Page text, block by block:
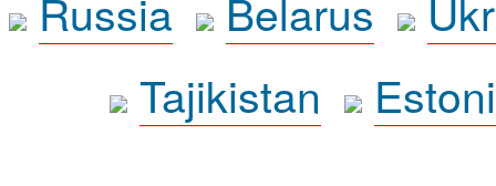
Tajikistan